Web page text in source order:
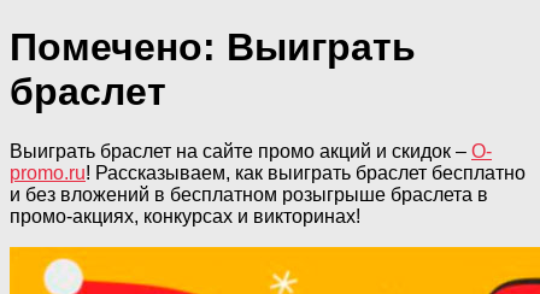
Помечено: Выиграть
браслет
Выиграть браслет на сайте промо акций и скидок – O-
promo.ru! Рассказываем, как выиграть браслет бесплатно
и без вложений в бесплатном розыгрыше браслета в
промо-акциях, конкурсах и викторинах!